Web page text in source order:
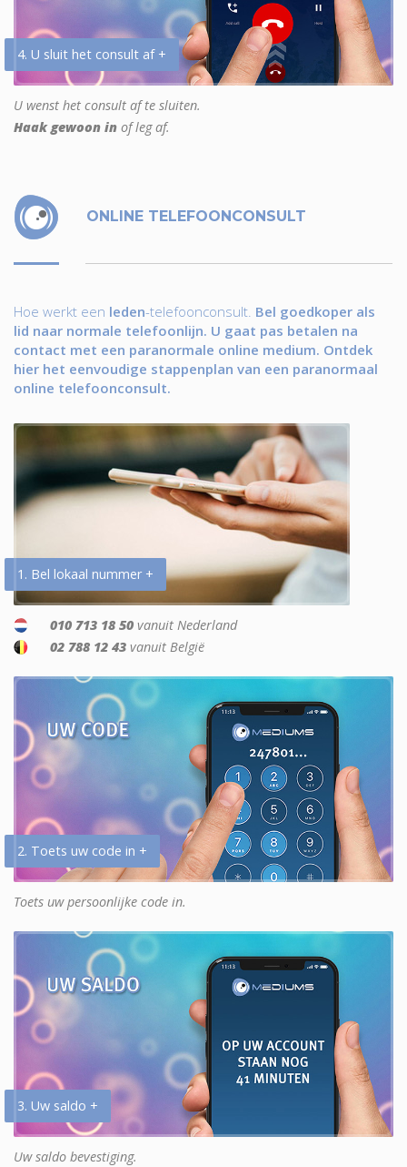
4. U sluit het consult af +
U wenst het consult af te sluiten.
Haak gewoon in of leg af.
ONLINE TELEFOONCONSULT
Hoe werkt een leden-telefoonconsult. Bel goedkoper als
lid naar normale telefoonlijn. U gaat pas betalen na
contact met een paranormale online medium. Ontdek
hier het eenvoudige stappenplan van een paranormaal
online telefoonconsult.
1. Bel lokaal nummer +
010 713 18 50 vanuit Nederland
02 788 12 43 vanuit België
2. Toets uw code in +
Toets uw persoonlijke code in.
3. Uw saldo +
Uw saldo bevestiging.